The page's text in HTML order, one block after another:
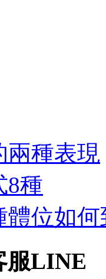
兩種表現
8種
位如
服LINE